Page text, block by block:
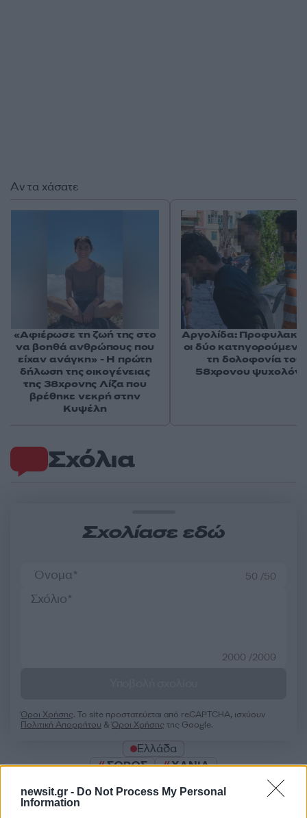
newsit.gr - Do Not Process My Personal
Information
Σχόλια
Σχολίασε εδώ
50 /50
2000 /2000
Όροι Χρήσης. Το site προστατεύεται από reCAPTCHA, ισχύουν
Πολιτική Απορρήτου &Όροι Χρήσης της Google.
Ελλάδα
ΣΟΡΟΣ
ΧΑΝΙΑ
Share:
Αν τα χάσατε
«Αφιέρωσε τη ζωή της στο
να βοηθά ανθρώπους που
είχαν ανάγκη» - Η πρώτη
δήλωση της οικογένειας
της 38χρονης Λίζα που
βρέθηκε νεκρή στην
Κυψέλη
Αργολίδα:
οι δύο
τη δολοφονία του
58χρονου